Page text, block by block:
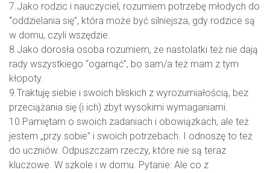
7.Jako rodzic i nauczyciel, rozumiem potrzebę młodych do
“oddzielania się”, która może być silniejsza, gdy rodzice są
w domu, czyli wszędzie.
8.Jako dorosła osoba rozumiem, że nastolatki też nie dają
rady wszystkiego “ogarnąć”, bo sam/a też mam z tym
kłopoty.
9.Traktuję siebie i swoich bliskich z wyrozumiałością, bez
przeciążania się (i ich) zbyt wysokimi wymaganiami.
10.Pamiętam o swoich zadaniach i obowiązkach, ale też
jestem „przy sobie” i swoich potrzebach. I odnoszę to też
do uczniów. Odpuszczam rzeczy, które nie są teraz
kluczowe. W szkole i w domu. Pytanie: Ale co z